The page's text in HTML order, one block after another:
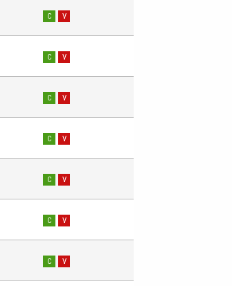
C V
C V
C V
C V
C V
C V
C V